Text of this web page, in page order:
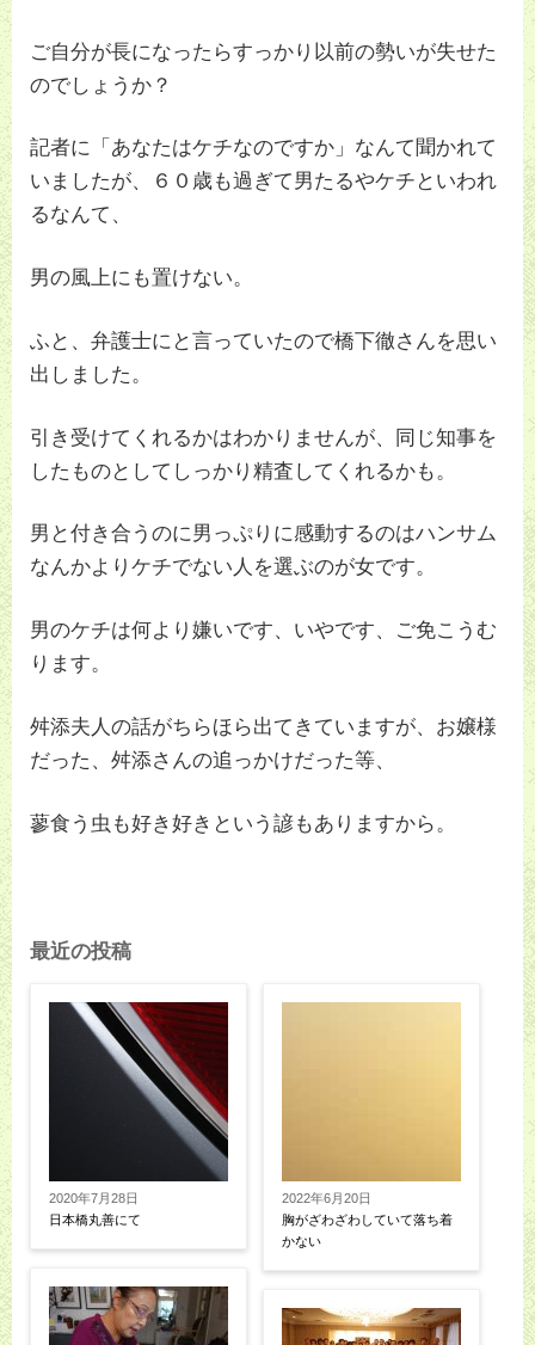
ご自分が長になったらすっかり以前の勢いが失せた
のでしょうか？
記者に「あなたはケチなのですか」なんて聞かれて
いましたが、６０歳も過ぎて男たるやケチといわれ
るなんて、
男の風上にも置けない。
ふと、弁護士にと言っていたので橋下徹さんを思い
出しました。
引き受けてくれるかはわかりませんが、同じ知事を
したものとしてしっかり精査してくれるかも。
男と付き合うのに男っぷりに感動するのはハンサム
なんかよりケチでない人を選ぶのが女です。
男のケチは何より嫌いです、いやです、ご免こうむ
ります。
舛添夫人の話がちらほら出てきていますが、お嬢様
だった、舛添さんの追っかけだった等、
蓼食う虫も好き好きという諺もありますから。
最近の投稿
2020年7月28日
日本橋丸善にて
2022年6月20日
胸がざわざわしていて落ち着
かない